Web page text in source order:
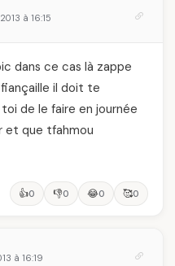
à 16:15
dans ce cas là zappe
il doit te
de le faire en journée
et que tfahmou
👍0 👎0 😂0 🥰0
à 16:19